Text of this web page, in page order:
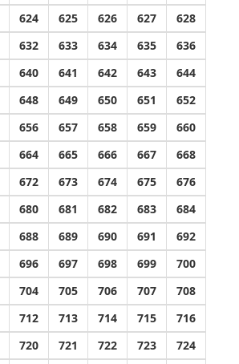
624 625 626 627
628
632 633 634 635
636
640 641 642 643
644
648 649 650 651
652
656 657 658 659
660
664 665 666 667
668
672 673 674 675
676
680 681 682 683
684
688 689 690 691
692
696 697 698 699
700
704 705 706 707
708
712 713 714 715
716
720 721 722 723
724